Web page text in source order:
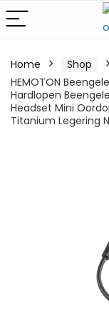
Home Shop
HEMOTON
Hardlopen
Headset Mini
Titanium Legering